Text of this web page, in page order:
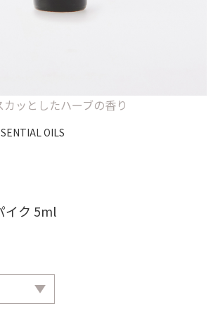
ッとしたハーブの香り
OILS
イク 5ml